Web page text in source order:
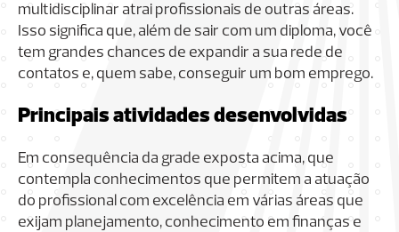
multidisciplinar atrai profissionais de outras áreas.
Isso significa que, além de sair com um diploma, você
tem grandes chances de expandir a sua rede de
contatos e, quem sabe, conseguir um bom emprego.
Principais atividades desenvolvidas
Em consequência da grade exposta acima, que
contempla conhecimentos que permitem a atuação
do profissional com excelência em várias áreas que
exijam planejamento, conhecimento em finanças e